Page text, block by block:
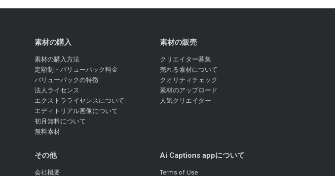
素材の購入
素材の購入方法
定額制・バリューパック料金
バリューパックの特徴
法人ライセンス
エクストラライセンスについて
エディトリアル画像について
初月無料について
無料素材
素材の販売
クリエイター募集
売れる素材について
クオリティチェック
素材のアップロード
人気クリエイター
その他
会社概要
Ai Captions appについて
Terms of Use